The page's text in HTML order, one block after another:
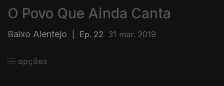
O Povo Que Ainda Canta
Baixo Alentejo Ep. 22 31 mar. 2019
opções